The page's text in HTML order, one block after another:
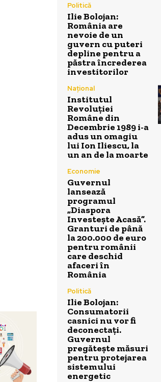
Politică
Ilie Bolojan:
România are
nevoie de un
guvern cu puteri
depline pentru a
păstra încrederea
investitorilor
Național
Institutul
Revoluției
Române din
Decembrie 1989 i-a
adus un omagiu
lui Ion Iliescu, la
un an de la moarte
Economie
Guvernul
lansează
programul
„Diaspora
Investește Acasă”.
Granturi de până
la 200.000 de euro
pentru românii
care deschid
afaceri în
România
Politică
Ilie Bolojan:
Consumatorii
casnici nu vor fi
deconectați.
Guvernul
pregătește măsuri
pentru protejarea
sistemului
energetic